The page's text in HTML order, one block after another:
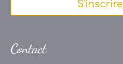
S'inscrire
Contact